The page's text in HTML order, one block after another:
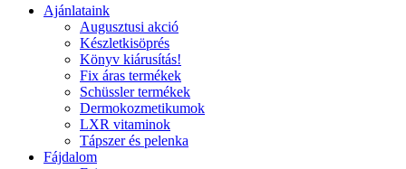
Ajánlataink
Augusztusi akció
Készletkisöprés
Könyv kiárusítás!
Fix áras termékek
Schüssler termékek
Dermokozmetikumok
LXR vitaminok
Tápszer és pelenka
Fájdalom